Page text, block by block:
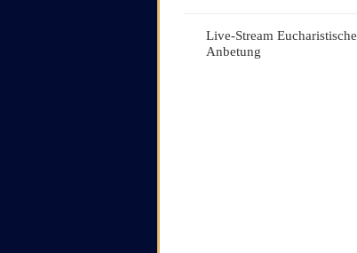
Live-Stream Eucharistische
Anbetung